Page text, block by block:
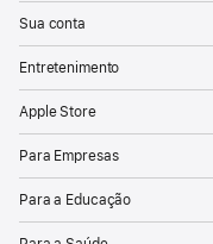
Sua conta
Entretenimento
Apple Store
Para Empresas
Para a Educação